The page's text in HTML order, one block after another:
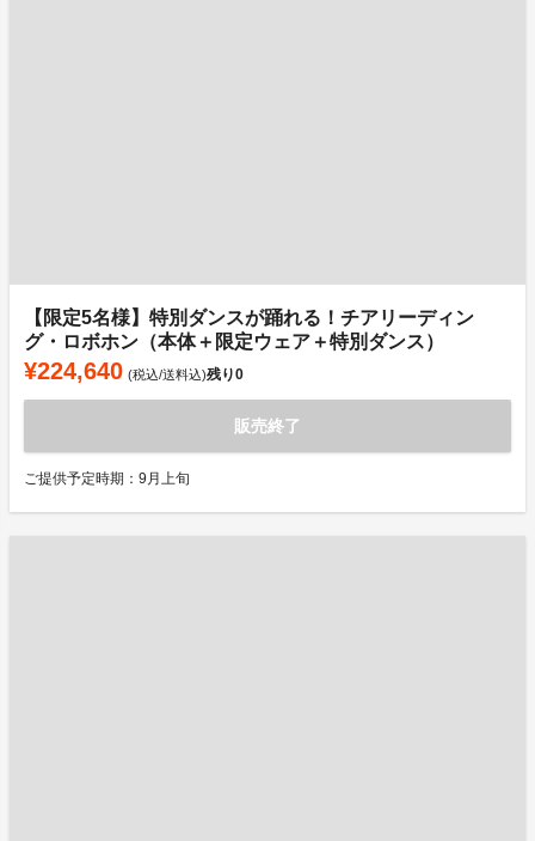
【限定5名様】特別ダンスが踊れる！チアリーディン
グ・ロボホン（本体＋限定ウェア＋特別ダンス）
¥224,640 (税込/送料込)残り0
販売終了
ご提供予定時期：9月上旬